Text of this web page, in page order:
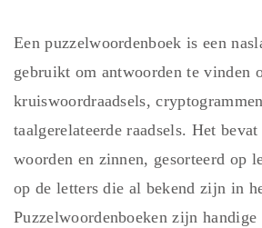
Een puzzelwoordenboek is een
gebruikt om antwoorden te vinden
kruiswoordraadsels,
taalgerelateerde raadsels. Het
woorden en zinnen, gesorteerd op
op de letters die al bekend zijn in
Puzzelwoordenboeken zijn